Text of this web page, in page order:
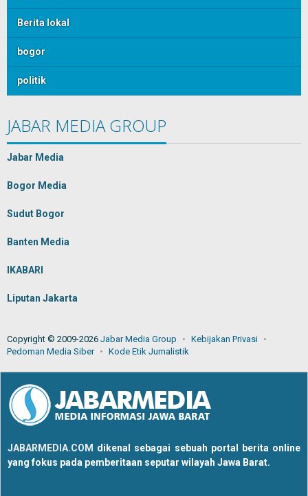
Berita lokal
bogor
politik
JABAR MEDIA GROUP
Jabar Media
Bogor Media
Sudut Bogor
Banten Media
IKABARI
Liputan Jakarta
Copyright © 2009-2026 Jabar Media Group
Kebijakan Privasi
Pedoman Media Siber
Kode Etik Jurnalistik
JABARMEDIA.COM dikenal sebagai sebuah portal berita online
yang fokus pada pemberitaan seputar wilayah Jawa Barat.